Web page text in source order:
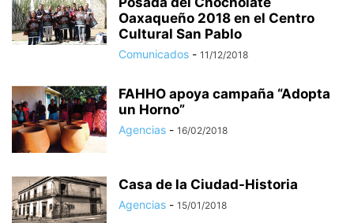
Oaxaqueño 2018 en el Centro
Cultural San Pablo
Comunicados - 11/12/2018
FAHHO apoya campaña “Adopta
un Horno”
Agencias - 16/02/2018
Casa de la Ciudad-Historia
Agencias - 15/01/2018